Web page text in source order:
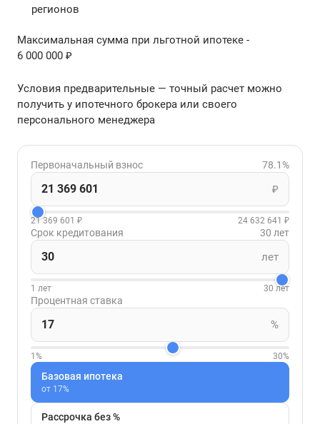
регионов
Максимальная сумма при льготной ипотеке -
6 000 000 ₽
Условия предварительные — точный расчет можно
получить у ипотечного брокера или своего
персонального менеджера
Первоначальный взнос 78.1%
₽
21 369 601 ₽ 24 632 641 ₽
Срок кредитования 30 лет
лет
1 лет 30 лет
Процентная ставка
%
1% 30%
Базовая ипотека
от 17%
Рассрочка без %